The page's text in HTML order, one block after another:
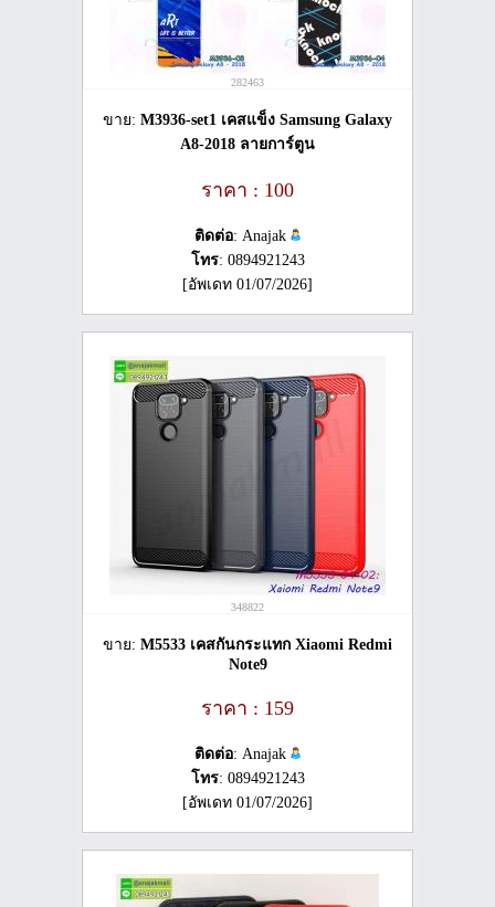
282463
ขาย: M3936-set1 เคสแข็ง Samsung Galaxy
A8-2018 ลายการ์ตูน
ราคา : 100
ติดต่อ: Anajak
โทร: 0894921243
[อัพเดท 01/07/2026]
348822
ขาย: M5533 เคสกันกระแทก Xiaomi Redmi
Note9
ราคา : 159
ติดต่อ: Anajak
โทร: 0894921243
[อัพเดท 01/07/2026]